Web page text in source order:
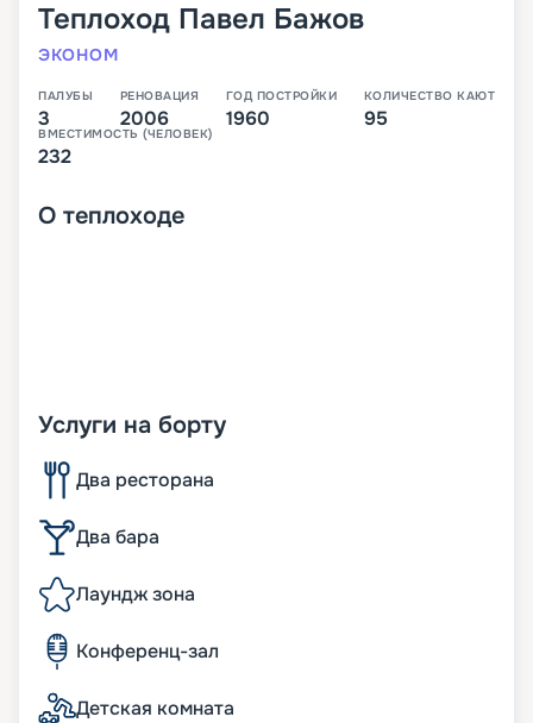
Теплоход Павел Бажов
ЭКОНОМ
ПАЛУБЫ
3
РЕНОВАЦИЯ
2006
ГОД ПОСТРОЙКИ
1960
КОЛИЧЕСТВО КАЮТ
95
ВМЕСТИМОСТЬ (ЧЕЛОВЕК)
232
О теплоходе
Услуги на борту
Два ресторана
Два бара
Лаундж зона
Конференц-зал
Детская комната